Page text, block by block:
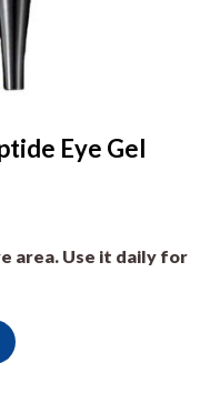
Eye Gel
area. Use it daily for
quantity